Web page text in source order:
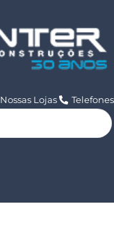
Nossas Lojas Telefones